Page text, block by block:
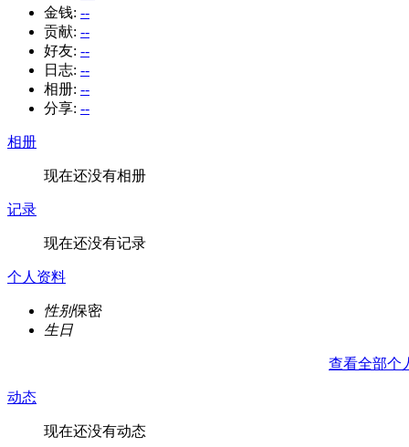
金钱: --
贡献: --
好友: --
日志: --
相册: --
分享: --
相册
现在还没有相册
记录
现在还没有记录
个人资料
性别保密
生日
查看全部个
动态
现在还没有动态